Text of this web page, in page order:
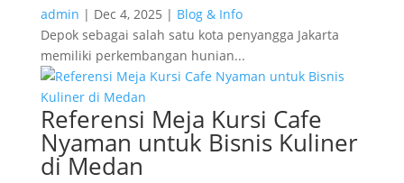
admin | Dec 4, 2025 | Blog & Info
Depok sebagai salah satu kota penyangga Jakarta
memiliki perkembangan hunian...
Referensi Meja Kursi Cafe
Nyaman untuk Bisnis Kuliner
di Medan